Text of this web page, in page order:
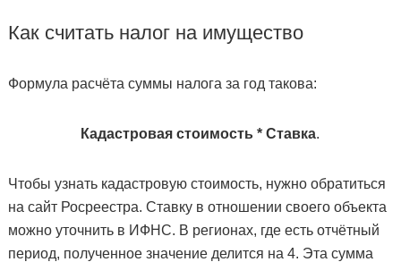
Как считать налог на имущество
Формула расчёта суммы налога за год такова:
Кадастровая стоимость * Ставка.
Чтобы узнать кадастровую стоимость, нужно обратиться
на сайт Росреестра. Ставку в отношении своего объекта
можно уточнить в ИФНС. В регионах, где есть отчётный
период, полученное значение делится на 4. Эта сумма